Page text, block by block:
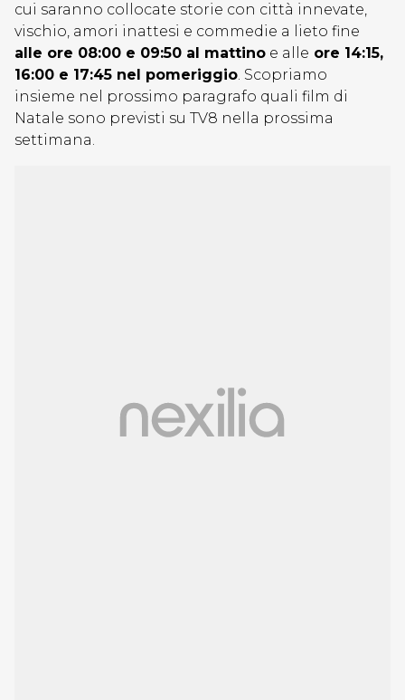
cui saranno collocate storie con città innevate,
vischio, amori inattesi e commedie a lieto fine
alle ore 08:00 e 09:50 al mattino e alle ore 14:15,
16:00 e 17:45 nel pomeriggio. Scopriamo
insieme nel prossimo paragrafo quali film di
Natale sono previsti su TV8 nella prossima
settimana.